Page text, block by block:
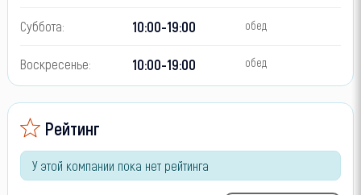
Суббота: 10:00-19:00 обед
Воскресенье: 10:00-19:00 обед
Рейтинг
У этой компании пока нет рейтинга